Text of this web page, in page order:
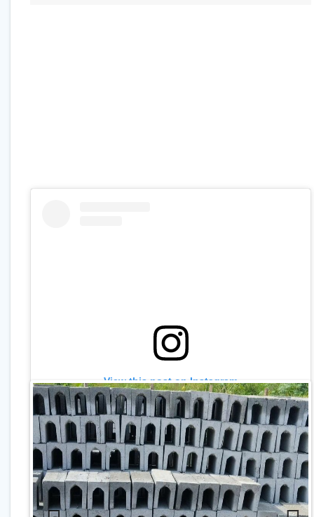
View this post on Instagram